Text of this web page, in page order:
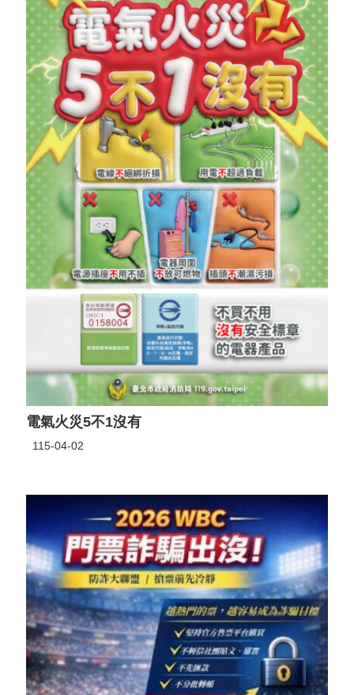
電氣火災5不1沒有
115-04-02